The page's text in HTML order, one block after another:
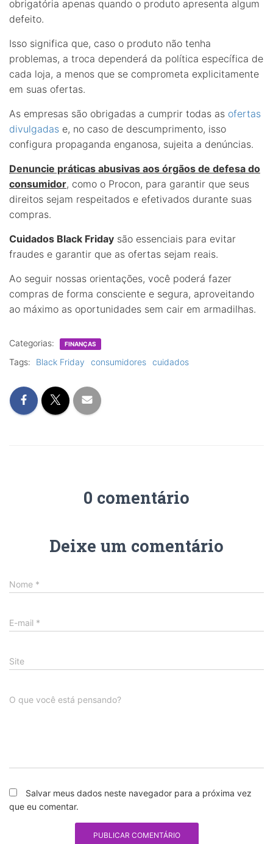
obrigatória apenas quando o produto apresenta algum
defeito.
Isso significa que, caso o produto não tenha
problemas, a troca dependerá da política específica de
cada loja, a menos que se comprometa explicitamente
em suas ofertas.
As empresas são obrigadas a cumprir todas as ofertas
divulgadas e, no caso de descumprimento, isso
configura propaganda enganosa, sujeita a denúncias.
Denuncie práticas abusivas aos órgãos de defesa do
consumidor, como o Procon, para garantir que seus
direitos sejam respeitados e efetivados durante suas
compras.
Cuidados Black Friday são essenciais para evitar
fraudes e garantir que as ofertas sejam reais.
Ao seguir nossas orientações, você poderá fazer
compras de forma consciente e segura, aproveitando
ao máximo as oportunidades sem cair em armadilhas.
Categorias: FINANÇAS
Tags: Black Friday consumidores cuidados
0 comentário
Deixe um comentário
Nome *
E-mail *
Site
O que você está pensando?
Salvar meus dados neste navegador para a próxima vez
que eu comentar.